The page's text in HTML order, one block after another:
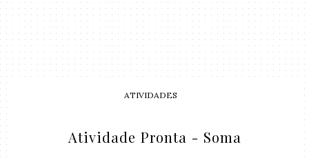
ATIVIDADES
Atividade Pronta - Soma